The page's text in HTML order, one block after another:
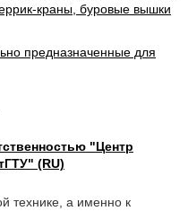
краны, буровые вышки
предназначенные для
"Центр
(RU)
технике, а именно к